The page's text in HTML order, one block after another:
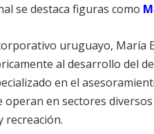
se destaca figuras como
uruguayo, María
al desarrollo del
en el
en sectores
recreación.